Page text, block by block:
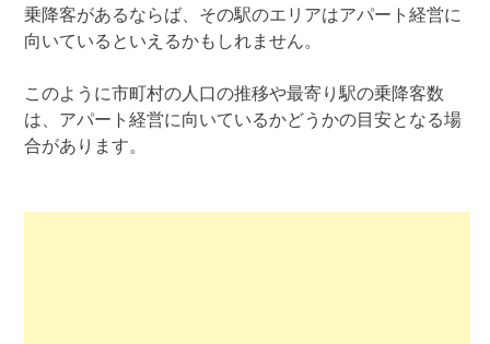
乗降客があるならば、その駅のエリアはアパート経営に
向いているといえるかもしれません。
このように市町村の人口の推移や最寄り駅の乗降客数
は、アパート経営に向いているかどうかの目安となる場
合があります。